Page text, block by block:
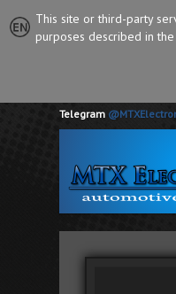
This site or third-party
purposes described in
Telegram